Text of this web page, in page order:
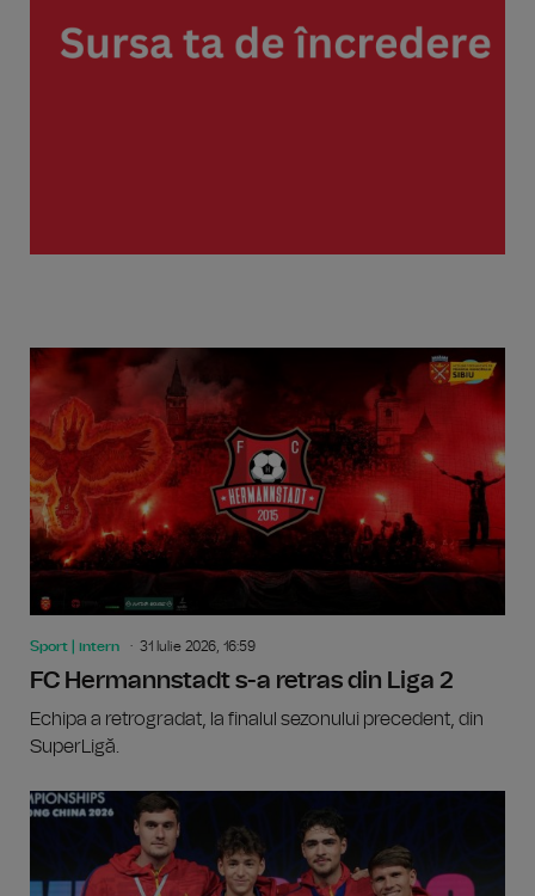
Sport | intern 31 Iulie 2026, 16:59
FC Hermannstadt s-a retras din Liga 2
Echipa a retrogradat, la finalul sezonului precedent, din
SuperLigă.